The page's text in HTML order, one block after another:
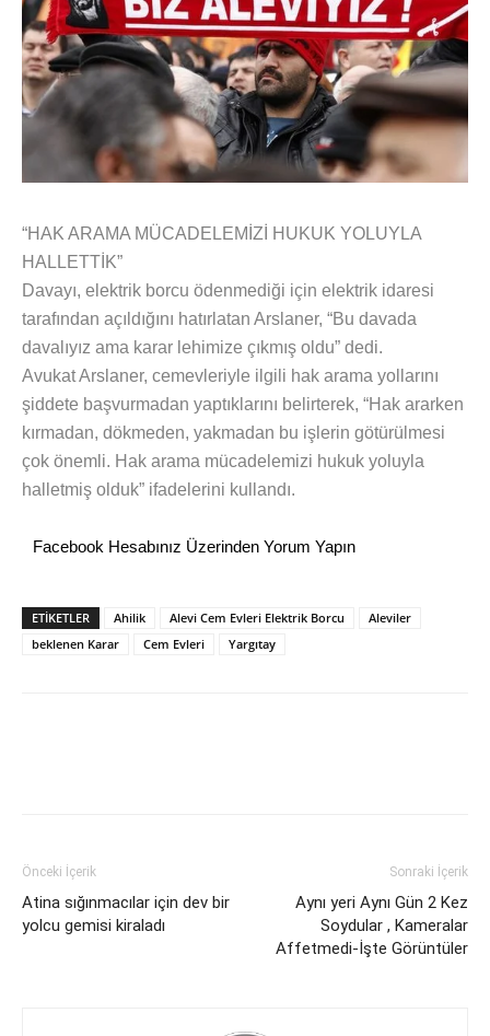
“HAK ARAMA MÜCADELEMİZİ HUKUK YOLUYLA
HALLETTİK”
Davayı, elektrik borcu ödenmediği için elektrik idaresi
tarafından açıldığını hatırlatan Arslaner, “Bu davada
davalıyız ama karar lehimize çıkmış oldu” dedi.
Avukat Arslaner, cemevleriyle ilgili hak arama yollarını
şiddete başvurmadan yaptıklarını belirterek, “Hak ararken
kırmadan, dökmeden, yakmadan bu işlerin götürülmesi
çok önemli. Hak arama mücadelemizi hukuk yoluyla
halletmiş olduk” ifadelerini kullandı.
Facebook Hesabınız Üzerinden Yorum Yapın
ETİKETLER Ahilik Alevi Cem Evleri Elektrik Borcu
Aleviler
beklenen Karar
Cem Evleri Yargıtay
Önceki İçerik
Atina sığınmacılar için dev bir
yolcu gemisi kiraladı
Sonraki İçerik
Aynı yeri Aynı Gün 2 Kez
Soydular , Kameralar
Affetmedi-İşte Görüntüler